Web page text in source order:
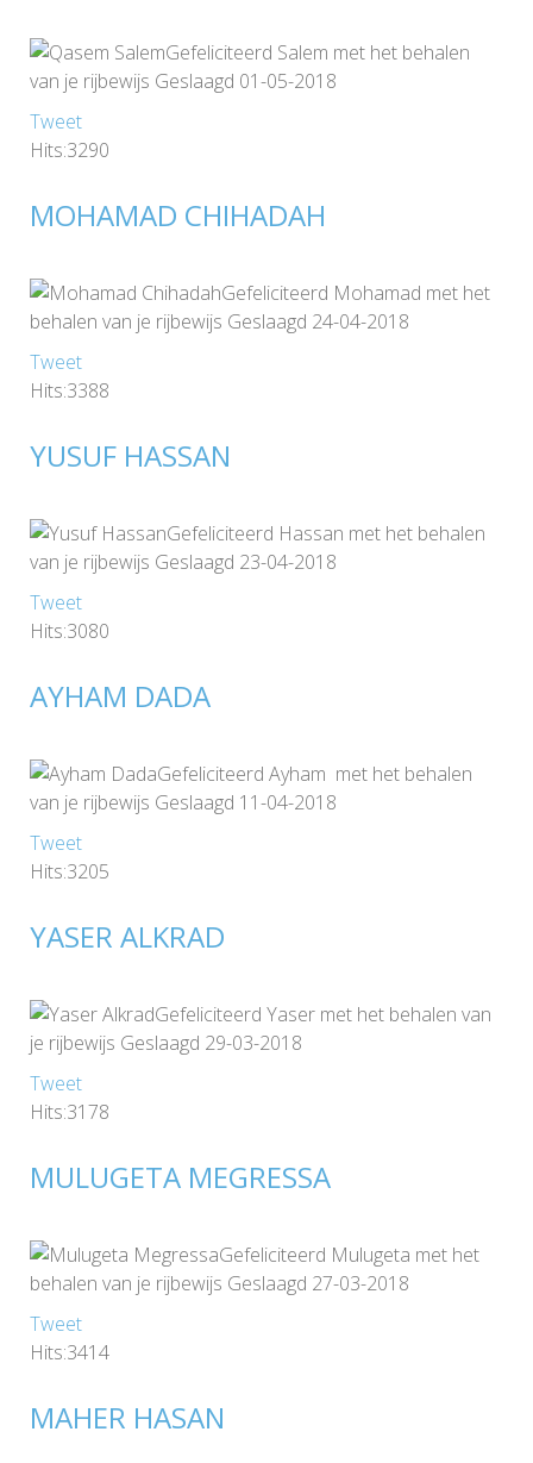
Gefeliciteerd Salem met het behalen
van je rijbewijs Geslaagd 01-05-2018
Tweet
Hits:3290
MOHAMAD CHIHADAH
Gefeliciteerd Mohamad met het
behalen van je rijbewijs Geslaagd 24-04-2018
Tweet
Hits:3388
YUSUF HASSAN
Gefeliciteerd Hassan met het behalen
van je rijbewijs Geslaagd 23-04-2018
Tweet
Hits:3080
AYHAM DADA
Gefeliciteerd Ayham met het behalen
van je rijbewijs Geslaagd 11-04-2018
Tweet
Hits:3205
YASER ALKRAD
Gefeliciteerd Yaser met het behalen van
je rijbewijs Geslaagd 29-03-2018
Tweet
Hits:3178
MULUGETA MEGRESSA
Gefeliciteerd Mulugeta met het
behalen van je rijbewijs Geslaagd 27-03-2018
Tweet
Hits:3414
MAHER HASAN